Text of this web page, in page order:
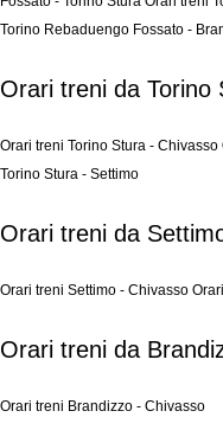
Torino Rebaduengo Fossato -
Orari treni da Torino
Orari treni Torino Stura - Chivasso
Torino Stura - Settimo
Orari treni da
Orari treni Settimo - Chivasso
Orari treni da
Orari treni Brandizzo - Chivasso